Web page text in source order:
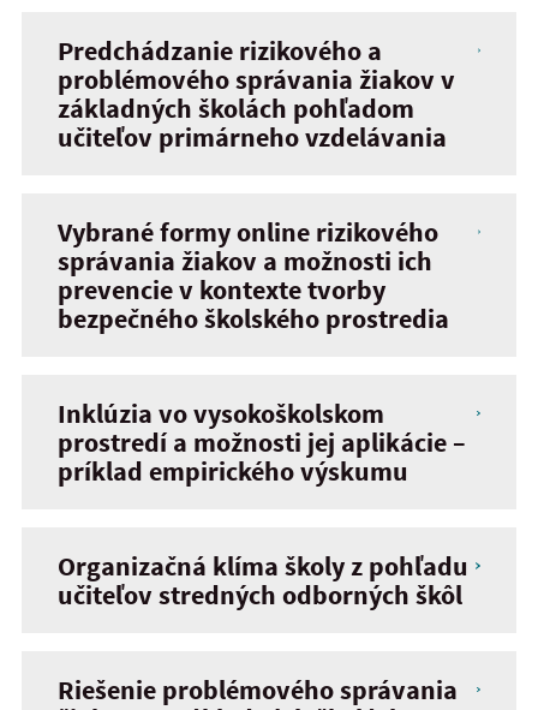
Predchádzanie rizikového a
problémového správania žiakov v
základných školách pohľadom
učiteľov primárneho vzdelávania
Vybrané formy online rizikového
správania žiakov a možnosti ich
prevencie v kontexte tvorby
bezpečného školského prostredia
Inklúzia vo vysokoškolskom
prostredí a možnosti jej aplikácie –
príklad empirického výskumu
Organizačná klíma školy z pohľadu
učiteľov stredných odborných škôl
Riešenie problémového správania